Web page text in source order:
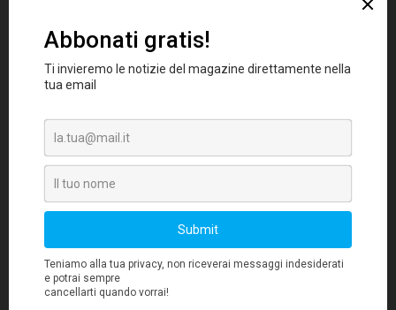
1) Valutazioni interessanti supportate dal
chiaro impegno ad una migliore gestione
del capitale, ossia crescita dei dividendi e
riacquisto dei titoli azionari
Nonostante un primo anno di ricorrente
crescita negativa dei profitti dal 2012 - si
prevede infatti un declino dei profitti pari al
10% per il primo trimestre del 2017 - le
società continuano a rialzare i dividendi e ad
incrementare i riacquisti di azioni. Il concreto
impegno verso una migliore gestione del
capitale rappresenta a nostro avviso uno degli